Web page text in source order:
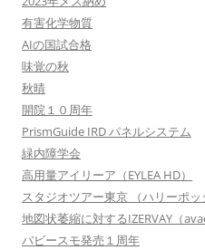
有害化学物質
AIの国試合格
味覚の秋
秋晴
開院１０周年
PrismGuide IRD パネルシステム
緑内障学会
高用量アイリーア（EYLEA HD）
スタジオツアー東京 （ハリーポッ
地図状萎縮に対するIZERVAY（
バビースモ発売１周年